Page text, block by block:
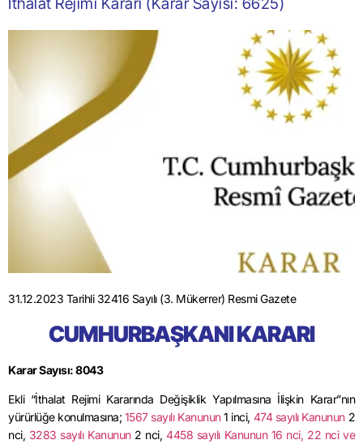
İthalat Rejimi Kararı (Karar Sayısı: 6625)
31.12.2023 Tarihli 32416 Sayılı (3. Mükerrer) Resmi Gazete
CUMHURBAŞKANI KARARI
Karar Sayısı: 8043
Ekli “İthalat Rejimi Kararında Değişiklik Yapılmasına İlişkin Karar”nın
yürürlüğe konulmasına; 1567 sayılı Kanunun1 inci, 474 sayılı Kanunun 2
nci, 3283 sayılı Kanunun2 nci,4458 sayılı Kanunun 16 nci, 22 ncive